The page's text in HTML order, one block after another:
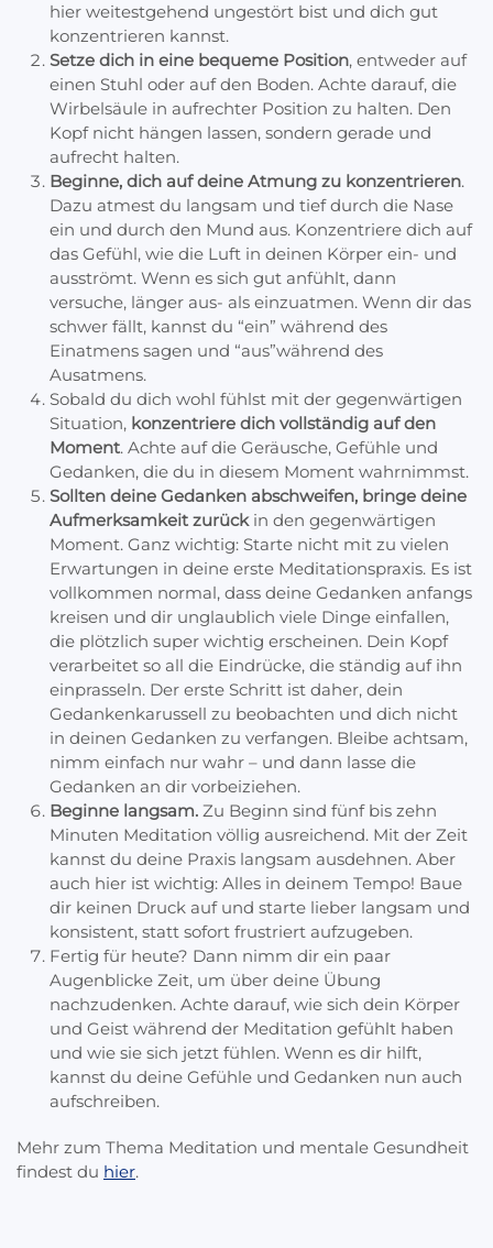
hier weitestgehend ungestört bist und dich gut
konzentrieren kannst.
Setze dich in eine bequeme Position, entweder auf
einen Stuhl oder auf den Boden. Achte darauf, die
Wirbelsäule in aufrechter Position zu halten. Den
Kopf nicht hängen lassen, sondern gerade und
aufrecht halten.
Beginne, dich auf deine Atmung zu konzentrieren.
Dazu atmest du langsam und tief durch die Nase
ein und durch den Mund aus. Konzentriere dich auf
das Gefühl, wie die Luft in deinen Körper ein- und
ausströmt. Wenn es sich gut anfühlt, dann
versuche, länger aus- als einzuatmen. Wenn dir das
schwer fällt, kannst du “ein” während des
Einatmens sagen und “aus”während des
Ausatmens.
Sobald du dich wohl fühlst mit der gegenwärtigen
Situation, konzentriere dich vollständig auf den
Moment. Achte auf die Geräusche, Gefühle und
Gedanken, die du in diesem Moment wahrnimmst.
Sollten deine Gedanken abschweifen, bringe deine
Aufmerksamkeit zurückin den gegenwärtigen
Moment. Ganz wichtig: Starte nicht mit zu vielen
Erwartungen in deine erste Meditationspraxis. Es ist
vollkommen normal, dass deine Gedanken anfangs
kreisen und dir unglaublich viele Dinge einfallen,
die plötzlich super wichtig erscheinen. Dein Kopf
verarbeitet so all die Eindrücke, die ständig auf ihn
einprasseln. Der erste Schritt ist daher, dein
Gedankenkarussell zu beobachten und dich nicht
in deinen Gedanken zu verfangen. Bleibe achtsam,
nimm einfach nur wahr – und dann lasse die
Gedanken an dir vorbeiziehen.
Beginne langsam. Zu Beginn sind fünf bis zehn
Minuten Meditation völlig ausreichend. Mit der Zeit
kannst du deine Praxis langsam ausdehnen. Aber
auch hier ist wichtig: Alles in deinem Tempo! Baue
dir keinen Druck auf und starte lieber langsam und
konsistent, statt sofort frustriert aufzugeben.
Fertig für heute? Dann nimm dir ein paar
Augenblicke Zeit, um über deine Übung
nachzudenken. Achte darauf, wie sich dein Körper
und Geist während der Meditation gefühlt haben
und wie sie sich jetzt fühlen. Wenn es dir hilft,
kannst du deine Gefühle und Gedanken nun auch
aufschreiben.
Mehr zum Thema Meditation und mentale Gesundheit
findest du hier.